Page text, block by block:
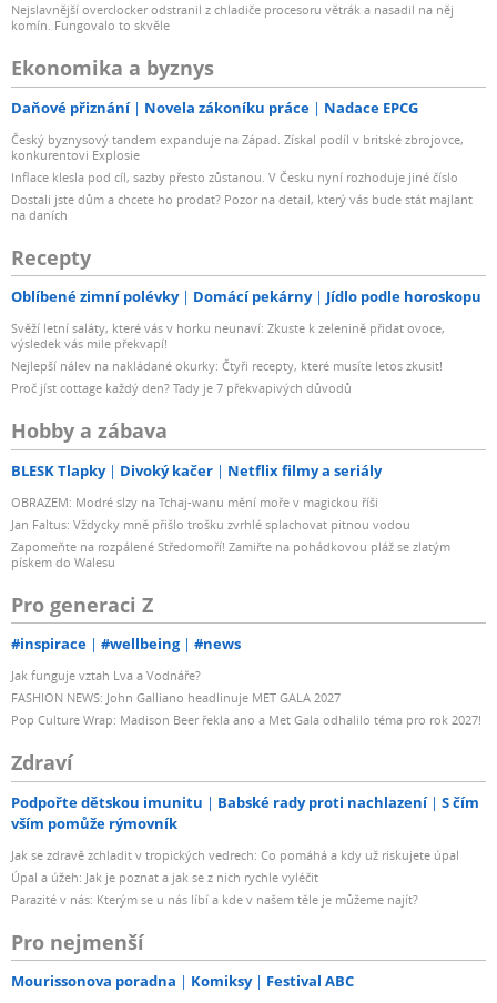
Nejslavnější overclocker odstranil z chladiče procesoru větrák a nasadil na něj
komín. Fungovalo to skvěle
Ekonomika a byznys
Daňové přiznání Novela zákoníku práce Nadace EPCG
Český byznysový tandem expanduje na Západ. Získal podíl v britské zbrojovce,
konkurentovi Explosie
Inflace klesla pod cíl, sazby přesto zůstanou. V Česku nyní rozhoduje jiné číslo
Dostali jste dům a chcete ho prodat? Pozor na detail, který vás bude stát majlant
na daních
Recepty
Oblíbené zimní polévky Domácí pekárny Jídlo podle horoskopu
Svěží letní saláty, které vás v horku neunaví: Zkuste k zelenině přidat ovoce,
výsledek vás mile překvapí!
Nejlepší nálev na nakládané okurky: Čtyři recepty, které musíte letos zkusit!
Proč jíst cottage každý den? Tady je 7 překvapivých důvodů
Hobby a zábava
BLESK Tlapky Divoký kačer Netflix filmy a seriály
OBRAZEM: Modré slzy na Tchaj-wanu mění moře v magickou říši
Jan Faltus: Vždycky mně přišlo trošku zvrhlé splachovat pitnou vodou
Zapomeňte na rozpálené Středomoří! Zamiřte na pohádkovou pláž se zlatým
pískem do Walesu
Pro generaci Z
#inspirace #wellbeing #news
Jak funguje vztah Lva a Vodnáře?
FASHION NEWS: John Galliano headlinuje MET GALA 2027
Pop Culture Wrap: Madison Beer řekla ano a Met Gala odhalilo téma pro rok 2027!
Zdraví
Podpořte dětskou imunitu Babské rady proti nachlazení
S čím
vším pomůže rýmovník
Jak se zdravě zchladit v tropických vedrech: Co pomáhá a kdy už riskujete úpal
Úpal a úžeh: Jak je poznat a jak se z nich rychle vyléčit
Parazité v nás: Kterým se u nás líbí a kde v našem těle je můžeme najít?
Pro nejmenší
Mourissonova poradna Komiksy Festival ABC